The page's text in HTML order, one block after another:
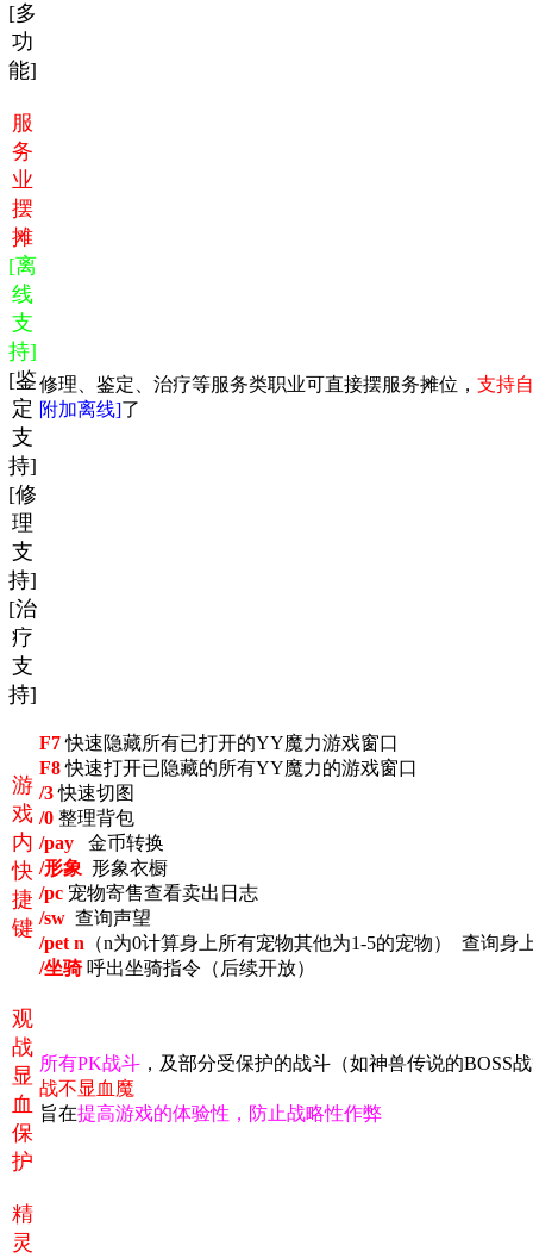
[多
功
能]
服
务
业
摆
摊
[离
线
支
持]
[鉴
定
支
持]
[修
理
支
持]
[治
疗
支
持]
修理、鉴定、治疗等服务类职业可直接摆服务摊位， 支持
附加离线]了
游
戏
内
快
捷
键
F7快速隐藏所有已打开的YY魔力游戏窗口
F8 快速打开已隐藏的所有YY魔力的游戏窗口
/3快速切图
/0 整理背包
/pay 金币转换
/形象 形象衣橱
/pc 宠物寄售查看卖出日志
/sw 查询声望
/pet n （n为0计算身上所有宠物其他为1-5的宠物） 查询身
/坐骑呼出坐骑指令（后续开放）
观
战
显
血
保
护
所有PK战斗 ，及部分受保护的战斗（如神兽传说的BOSS
战不显血魔
旨在提高游戏的体验性，防止战略性作弊
精
灵